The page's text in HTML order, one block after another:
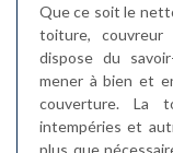
Que ce soit le
toiture,
dispose du
mener à bien et
couverture. La
intempéries et
plus que